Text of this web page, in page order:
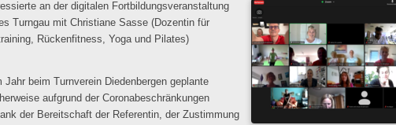
an der digitalen Fortbildungsveranstaltung
Turngau mit Christiane Sasse (Dozentin für
Rückenfitness, Yoga und Pilates)
beim Turnverein Diedenbergen geplante
aufgrund der Coronabeschränkungen
der Bereitschaft der Referentin, der Zustimmung